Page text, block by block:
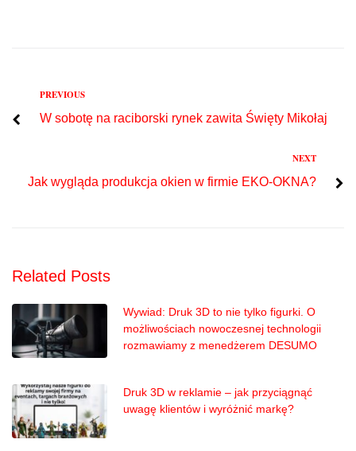
Nawigacja
wpisu
Previous
PREVIOUS
W sobotę na raciborski rynek zawita Święty Mikołaj
NEXT
Jak wygląda produkcja okien w firmie EKO-OKNA?
Related Posts
Wywiad: Druk 3D to nie tylko figurki. O
możliwościach nowoczesnej technologii
rozmawiamy z menedżerem DESUMO
Druk 3D w reklamie – jak przyciągnąć
uwagę klientów i wyróżnić markę?